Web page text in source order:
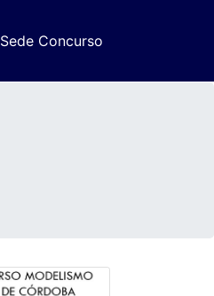
Sede Concurso